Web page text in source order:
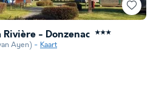
- Donzenac ★★★
Ayen) Kaart